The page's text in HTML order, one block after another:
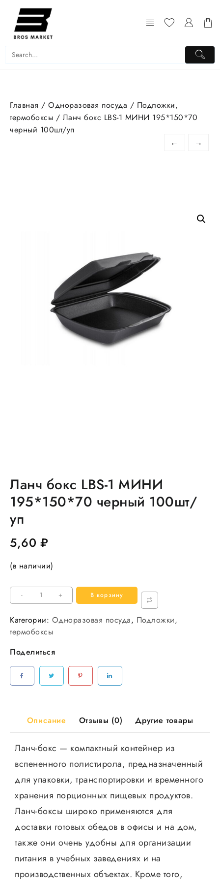
Перейти
содержимому
Главная / Одноразовая посуда / Подложки,
термобоксы / Ланч бокс LBS-1 МИНИ 195*150*70
черный 100шт/уп
←
→
Ланч бокс LBS-1 МИНИ
195*150*70 черный 100шт/
уп
5,60 ₽
(в наличии)
-
Количество
товара
Ланч
бокс
1
МИНИ
195*150*70
уп
+ В корзину
Категории: Одноразовая посуда, Подложки,
термобоксы
Поделиться
Описание Отзывы (0) Другие товары
Ланч-бокс — компактный контейнер из
вспененного полистирола, предназначенный
для упаковки, транспортировки и временного
хранения порционных пищевых продуктов.
Ланч-боксы широко применяются для
доставки готовых обедов в офисы и на дом,
также они очень удобны для организации
питания в учебных заведениях и на
производственных объектах. Кроме того,